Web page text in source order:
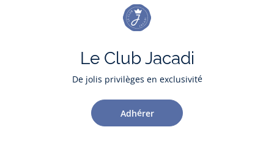
Le Club Jacadi
De jolis privilèges en exclusivité
Adhérer